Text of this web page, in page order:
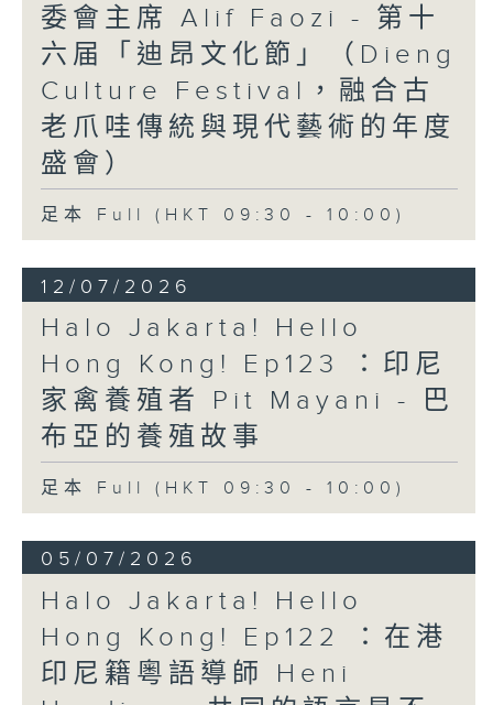
委會主席 Alif Faozi - 第十
六届「迪昂文化節」（Dieng
Culture Festival，融合古
老爪哇傳統與現代藝術的年度
盛會）
足本 Full (HKT 09:30 - 10:00)
12/07/2026
Halo Jakarta! Hello
Hong Kong! Ep123 ：印尼
家禽養殖者 Pit Mayani - 巴
布亞的養殖故事
足本 Full (HKT 09:30 - 10:00)
05/07/2026
Halo Jakarta! Hello
Hong Kong! Ep122 ：在港
印尼籍粵語導師 Heni